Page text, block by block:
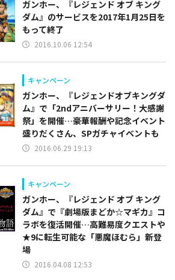
​ガンホー、『レジェンド オブ キング
ダム』のサービスを2017年1月25日を
もって終了
2016.10.06 12:54
キャンペーン
ガンホー、『レジェンドオブキングダ
ム』で「2ndアニバーサリー！大感謝
祭」を開催…豪華報酬や記念イベント
盛りだくさん、SPガチャイベントも
2016.06.29 19:13
キャンペーン
ガンホー、『レジェンド オブ キング
ダム』で『劇場版まどか☆マギカ』コ
ラボを復活開催…高難易度クエストや
★9に転生可能な「悪魔ほむら」新登
場
2016.04.08 12:53